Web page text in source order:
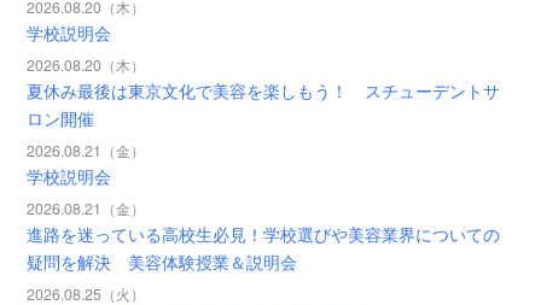
2026.08.20（木）
学校説明会
2026.08.20（木）
夏休み最後は東京文化で美容を楽しもう！ スチューデントサ
ロン開催
2026.08.21（金）
学校説明会
2026.08.21（金）
進路を迷っている高校生必見！学校選びや美容業界についての
疑問を解決 美容体験授業＆説明会
2026.08.25（火）